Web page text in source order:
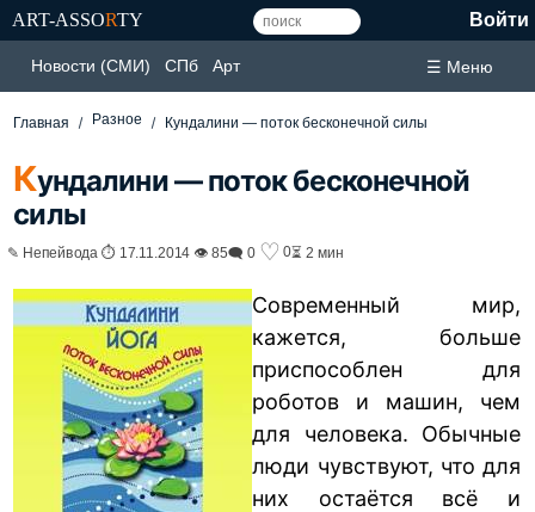
ART-ASSORTY Войти
Новости (СМИ) СПб Арт ☰ Меню
Главная Разное Кундалини — поток бесконечной силы
Кундалини — поток бесконечной
силы
✎ Непейвода ⏱ 17.11.2014 👁 85🗨 0 ♡ 0⏳ 2 мин
Современный мир,
кажется, больше
приспособлен для
роботов и машин, чем
для человека. Обычные
люди чувствуют, что для
них остаётся всё и